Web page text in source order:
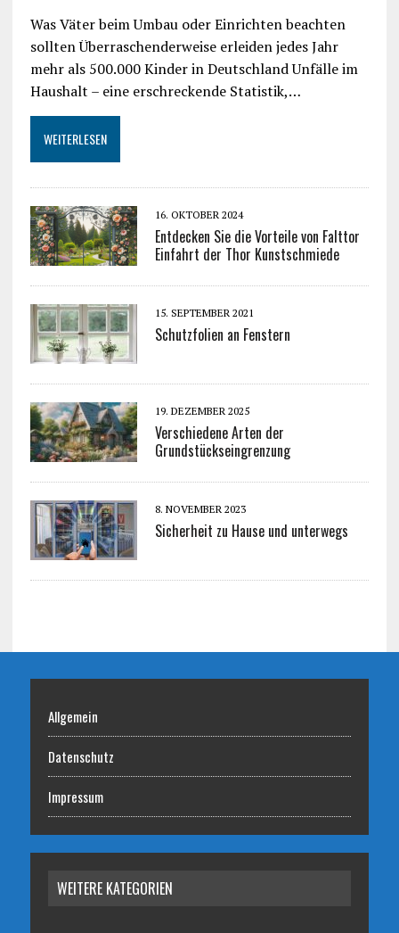
Was Väter beim Umbau oder Einrichten beachten
sollten Überraschenderweise erleiden jedes Jahr
mehr als 500.000 Kinder in Deutschland Unfälle im
Haushalt – eine erschreckende Statistik,…
WEITERLESEN
16. OKTOBER 2024
Entdecken Sie die Vorteile von Falttor
Einfahrt der Thor Kunstschmiede
15. SEPTEMBER 2021
Schutzfolien an Fenstern
19. DEZEMBER 2025
Verschiedene Arten der
Grundstückseingrenzung
8. NOVEMBER 2023
Sicherheit zu Hause und unterwegs
Allgemein
Datenschutz
Impressum
WEITERE KATEGORIEN